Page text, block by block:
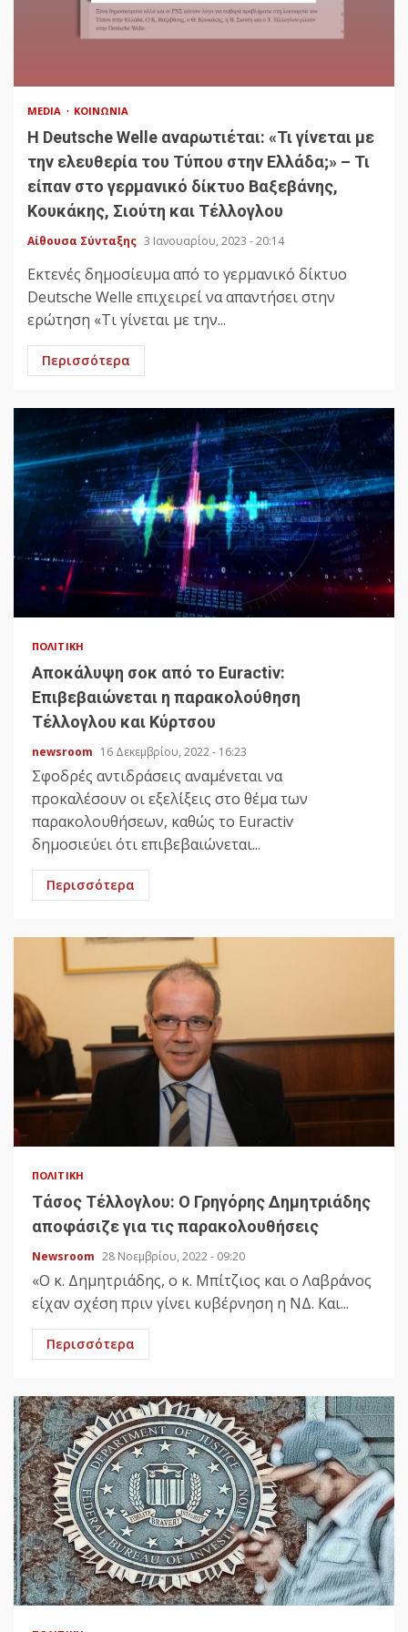
MEDIA ΚΟΙΝΩΝΊΑ
H Deutsche Welle αναρωτιέται: «Τι γίνεται με
την ελευθερία του Τύπου στην Ελλάδα;» – Τι
είπαν στο γερμανικό δίκτυο Βαξεβάνης,
Κουκάκης, Σιούτη και Τέλλογλου
Αίθουσα Σύνταξης 3 Ιανουαρίου, 2023 - 20:14
Εκτενές δημοσίευμα από το γερμανικό δίκτυο
Deutsche Welle επιχειρεί να απαντήσει στην
ερώτηση «Τι γίνεται με την...
Περισσότερα
ΠΟΛΙΤΙΚΉ
Αποκάλυψη σοκ από το Euractiv:
Επιβεβαιώνεται η παρακολούθηση
Τέλλογλου και Κύρτσου
newsroom 16 Δεκεμβρίου, 2022 - 16:23
Σφοδρές αντιδράσεις αναμένεται να
προκαλέσουν οι εξελίξεις στο θέμα των
παρακολουθήσεων, καθώς το Euractiv
δημοσιεύει ότι επιβεβαιώνεται...
Περισσότερα
ΠΟΛΙΤΙΚΉ
Τάσος Τέλλογλου: Ο Γρηγόρης Δημητριάδης
αποφάσιζε για τις παρακολουθήσεις
Newsroom 28 Νοεμβρίου, 2022 - 09:20
«Ο κ. Δημητριάδης, ο κ. Μπίτζιος και ο Λαβράνος
είχαν σχέση πριν γίνει κυβέρνηση η ΝΔ. Και...
Περισσότερα